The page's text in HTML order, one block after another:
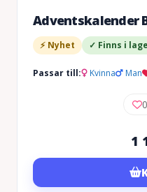
Adventskalender
⚡ Nyhet ✓ Finns i
Passar till: Kvinna Man
0
1